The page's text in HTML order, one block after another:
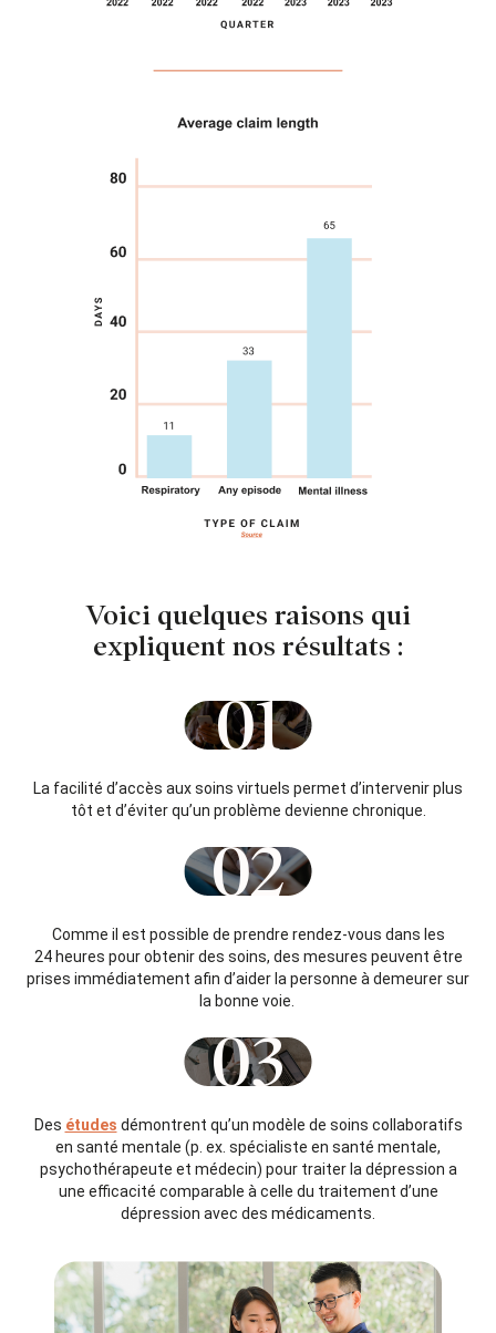
Voici quelques raisons qui
expliquent nos résultats :
01
La facilité d’accès aux soins virtuels permet d’intervenir plus
tôt et d’éviter qu’un problème devienne chronique.
02
Comme il est possible de prendre rendez-vous dans les
24 heures pour obtenir des soins, des mesures peuvent être
prises immédiatement afin d’aider la personne à demeurer sur
la bonne voie.
03
Des études démontrent qu’un modèle de soins collaboratifs
en santé mentale (p. ex. spécialiste en santé mentale,
psychothérapeute et médecin) pour traiter la dépression a
une efficacité comparable à celle du traitement d’une
dépression avec des médicaments.